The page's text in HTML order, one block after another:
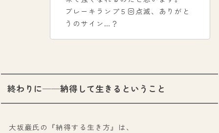
ブレーキランプ５回点滅、ありがと
うのサイン…？
終わりに──納得して生きるということ
大坂巌氏の『納得する生き方』は、